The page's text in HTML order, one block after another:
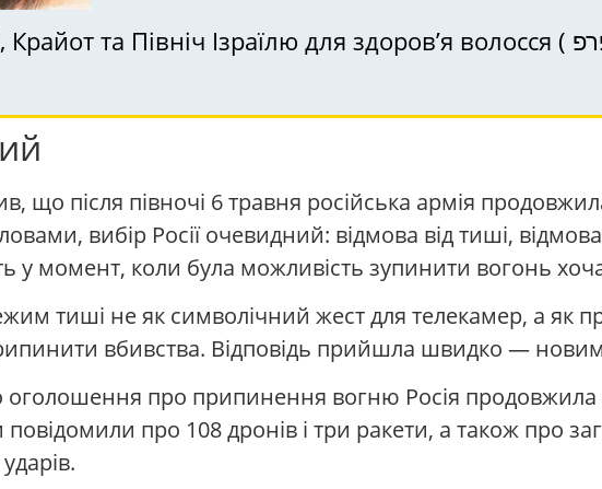
після півночі 6 травня російська армія продовжила
вибір Росії очевидний: відмова від тиші,
у момент, коли була можливість зупинити вогонь
тиші не як символічний жест для телекамер, а як
вбивства. Відповідь прийшла швидко —
оголошення про припинення вогню Росія продовжила
повідомили про 108 дронів і три ракети, а також про